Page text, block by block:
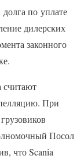
по уплате
дилерских
законного
считают
При
Посол
что Scania